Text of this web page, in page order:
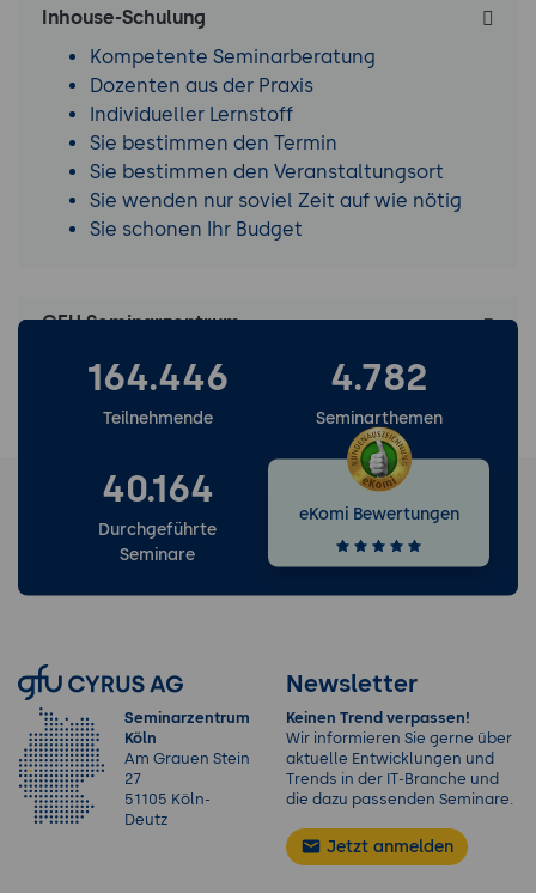
Inhouse-Schulung
Kompetente Seminarberatung
Dozenten aus der Praxis
Individueller Lernstoff
Sie bestimmen den Termin
Sie bestimmen den Veranstaltungsort
Sie wenden nur soviel Zeit auf wie nötig
Sie schonen Ihr Budget
GFU Seminarzentrum
164.446
Teilnehmende
4.782
Seminarthemen
40.164
Durchgeführte
Seminare
eKomi Bewertungen
Seminarzentrum
Köln
Am Grauen Stein
27
51105 Köln-
Deutz
Newsletter
Keinen Trend verpassen!
Wir informieren Sie gerne über
aktuelle Entwicklungen und
Trends in der IT-Branche und
die dazu passenden Seminare.
Jetzt anmelden